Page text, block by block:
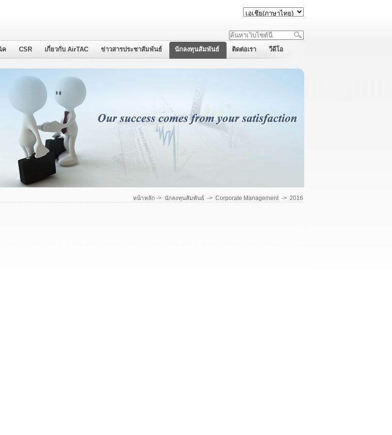
ค CSR เกี่ยวกับ AirTAC ข่าวสารประชาสัมพันธ์ นักลงทุนสัมพันธ์ ติดต่อเรา วีดีโอ
หน้าหลัก-> นักลงทุนสัมพันธ์-> Corporate Management-> 2016